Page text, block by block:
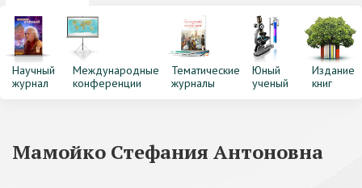
Научный
журнал
Международные
конференции
Тематические
журналы
Юный
ученый
Издание
книг
Мамойко Стефания Антоновна